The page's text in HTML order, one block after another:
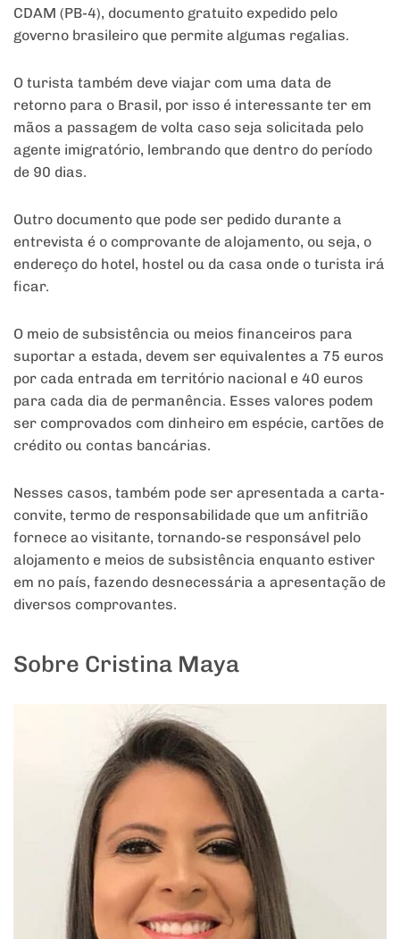
CDAM (PB-4), documento gratuito expedido pelo
governo brasileiro que permite algumas regalias.
O turista também deve viajar com uma data de
retorno para o Brasil, por isso é interessante ter em
mãos a passagem de volta caso seja solicitada pelo
agente imigratório, lembrando que dentro do período
de 90 dias.
Outro documento que pode ser pedido durante a
entrevista é o comprovante de alojamento, ou seja, o
endereço do hotel, hostel ou da casa onde o turista irá
ficar.
O meio de subsistência ou meios financeiros para
suportar a estada, devem ser equivalentes a 75 euros
por cada entrada em território nacional e 40 euros
para cada dia de permanência. Esses valores podem
ser comprovados com dinheiro em espécie, cartões de
crédito ou contas bancárias.
Nesses casos, também pode ser apresentada a carta-
convite, termo de responsabilidade que um anfitrião
fornece ao visitante, tornando-se responsável pelo
alojamento e meios de subsistência enquanto estiver
em no país, fazendo desnecessária a apresentação de
diversos comprovantes.
Sobre Cristina Maya